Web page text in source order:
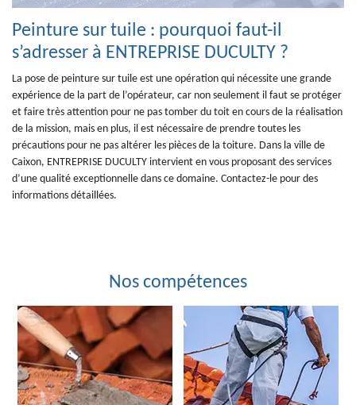
Peinture sur tuile : pourquoi faut-il
s’adresser à ENTREPRISE DUCULTY ?
La pose de peinture sur tuile est une opération qui nécessite une grande
expérience de la part de l’opérateur, car non seulement il faut se protéger
et faire très attention pour ne pas tomber du toit en cours de la réalisation
de la mission, mais en plus, il est nécessaire de prendre toutes les
précautions pour ne pas altérer les pièces de la toiture. Dans la ville de
Caixon, ENTREPRISE DUCULTY intervient en vous proposant des services
d’une qualité exceptionnelle dans ce domaine. Contactez-le pour des
informations détaillées.
Nos compétences